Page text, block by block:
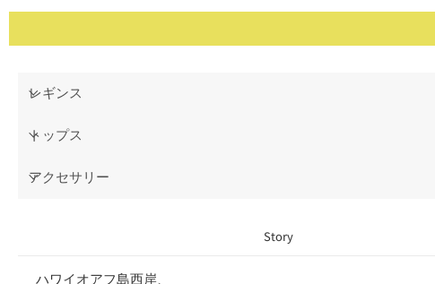
レギンス
トップス
アクセサリー
Story
ハワイオアフ島西岸、